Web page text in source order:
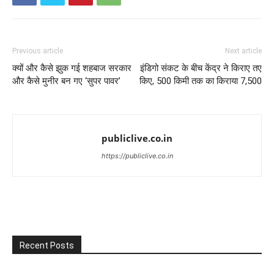
Previous article
क्यों और कैसे झुक गई शहबाज सरकार
और कैसे मुनीर बन गए ‘सुपर पावर’
Next article
इंडिगो संकट के बीच केंद्र ने किराए तए
किए, 500 किमी तक का किराया 7,500
publiclive.co.in
https://publiclive.co.in
Recent Posts